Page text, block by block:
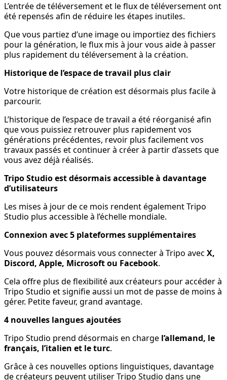
L’entrée de téléversement et le flux de téléversement ont
été repensés afin de réduire les étapes inutiles.
Que vous partiez d’une image ou importiez des fichiers
pour la génération, le flux mis à jour vous aide à passer
plus rapidement du téléversement à la création.
Historique de l’espace de travail plus clair
Votre historique de création est désormais plus facile à
parcourir.
L’historique de l’espace de travail a été réorganisé afin
que vous puissiez retrouver plus rapidement vos
générations précédentes, revoir plus facilement vos
travaux passés et continuer à créer à partir d’assets que
vous avez déjà réalisés.
Tripo Studio est désormais accessible à davantage
d’utilisateurs
Les mises à jour de ce mois rendent également Tripo
Studio plus accessible à l’échelle mondiale.
Connexion avec 5 plateformes supplémentaires
Vous pouvez désormais vous connecter à Tripo avec X,
Discord, Apple, Microsoft ou Facebook.
Cela offre plus de flexibilité aux créateurs pour accéder à
Tripo Studio et signifie aussi un mot de passe de moins à
gérer. Petite faveur, grand avantage.
4 nouvelles langues ajoutées
Tripo Studio prend désormais en charge l’allemand, le
français, l’italien et le turc.
Grâce à ces nouvelles options linguistiques, davantage
de créateurs peuvent utiliser Tripo Studio dans une